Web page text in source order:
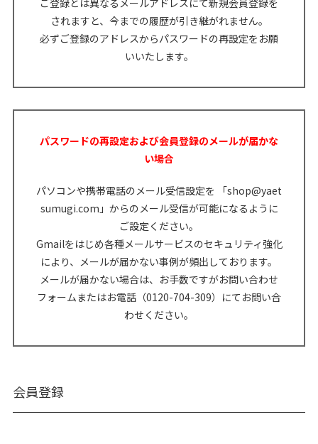
ご登録とは異なるメールアドレスにて新規会員登録を
されますと、今までの履歴が引き継がれません。
必ずご登録のアドレスからパスワードの再設定をお願
いいたします。
パスワードの再設定および会員登録のメールが届かな
い場合
パソコンや携帯電話のメール受信設定を 「shop@yaet
sumugi.com」からのメール受信が可能になるように
ご設定ください。
Gmailをはじめ各種メールサービスのセキュリティ強化
により、メールが届かない事例が頻出しております。
メールが届かない場合は、お手数ですがお問い合わせ
フォームまたはお電話（0120-704-309）にてお問い合
わせください。
会員登録